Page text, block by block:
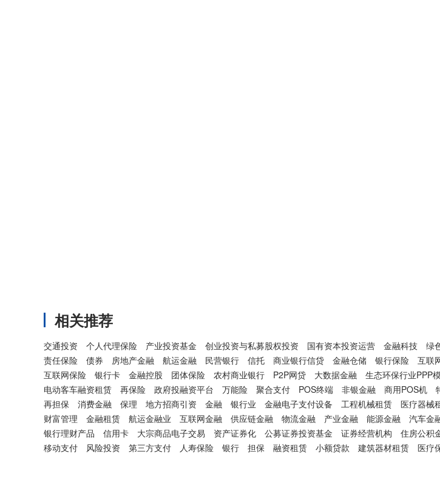
相关推荐
交通投资 个人代理保险 产业投资基金 创业投资与私募股权投资 国有资本投资运营 金融科技 绿
责任保险
债券 房地产金融 航运金融 民营银行 信托 商业银行信贷 金融仓储 银行保险 互联
互联网保险
银行卡 金融控股 团体保险 农村商业银行 P2P网贷 大数据金融 生态环保行业PPP
电动客车融资租赁
再保险 政府投融资平台 万能险 聚合支付 POS终端 非银金融 商用POS机
再担保
消费金融 保理 地方招商引资 金融 银行业 金融电子支付设备 工程机械租赁 医疗器械
财富管理
金融租赁 航运金融业 互联网金融 供应链金融 物流金融 产业金融 能源金融 汽车金
银行理财产品
信用卡 大宗商品电子交易 资产证券化 公募证券投资基金 证券经营机构 住房公积
移动支付
风险投资 第三方支付 人寿保险 银行 担保 融资租赁 小额贷款 建筑器材租赁 医疗